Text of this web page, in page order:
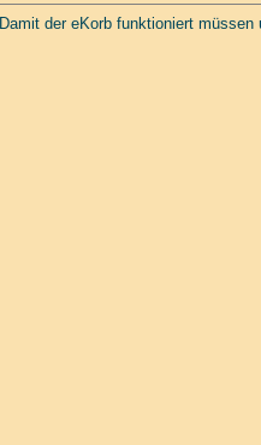
Damit der eKorb funktioniert